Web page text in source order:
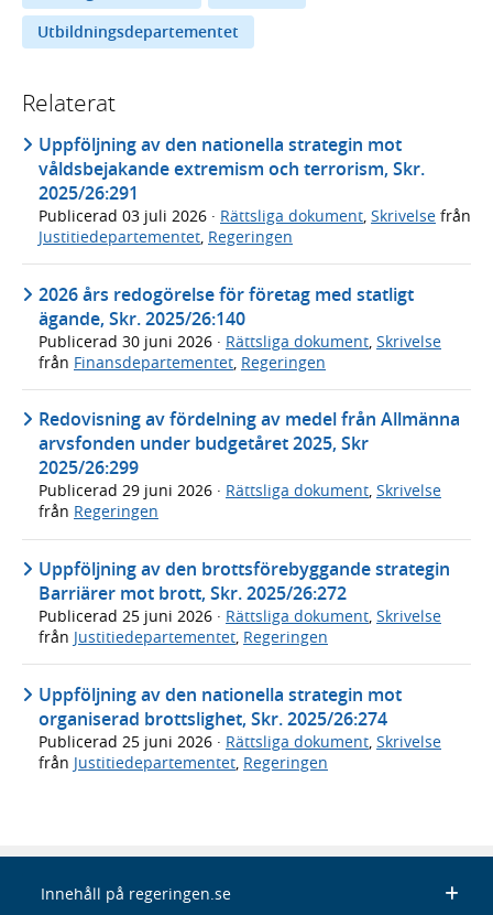
Utbildningsdepartementet
Relaterat
Uppföljning av den nationella strategin mot
våldsbejakande extremism och terrorism, Skr.
2025/26:291
Publicerad 03 juli 2026 · Rättsliga dokument, Skrivelse från
Justitiedepartementet, Regeringen
2026 års redogörelse för företag med statligt
ägande, Skr. 2025/26:140
Publicerad 30 juni 2026 · Rättsliga dokument Skrivelse
från Finansdepartementet Regeringen
Redovisning av fördelning av medel från Allmänna
arvsfonden under budgetåret 2025, Skr
2025/26:299
Publicerad 29 juni 2026 · Rättsliga dokument, Skrivelse
från Regeringen
Uppföljning av den brottsförebyggande strategin
Barriärer mot brott, Skr. 2025/26:272
Publicerad 25 juni 2026 · Rättsliga dokument, Skrivelse
från Justitiedepartementet, Regeringen
Uppföljning av den nationella strategin mot
organiserad brottslighet, Skr. 2025/26:274
Publicerad 25 juni 2026 · Rättsliga dokument Skrivelse
från Justitiedepartementet Regeringen
Innehåll på regeringen.se